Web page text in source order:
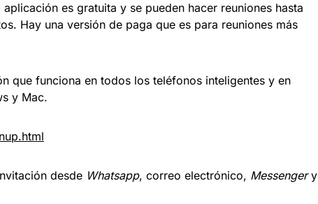
es gratuita y se pueden hacer reuniones hasta
Hay una versión de paga que es para reuniones más
que funciona en todos los teléfonos inteligentes y en
y Mac.
desde Whatsapp, correo electrónico, Messengery